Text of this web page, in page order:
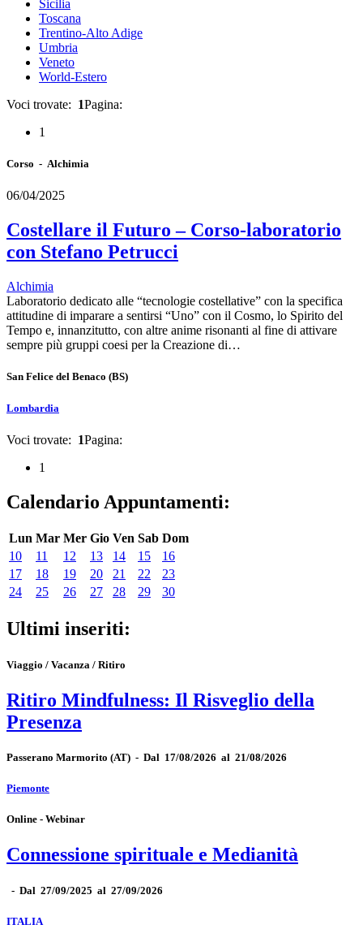
Sicilia
Toscana
Trentino-Alto Adige
Umbria
Veneto
World-Estero
Voci trovate: 1Pagina:
1
Corso - Alchimia
06/04/2025
Costellare il Futuro – Corso-laboratorio
con Stefano Petrucci
Alchimia
Laboratorio dedicato alle “tecnologie costellative” con la specifica
attitudine di imparare a sentirsi “Uno” con il Cosmo, lo Spirito del
Tempo e, innanzitutto, con altre anime risonanti al fine di attivare
sempre più gruppi coesi per la Creazione di…
San Felice del Benaco (BS)
Lombardia
Voci trovate: 1Pagina:
1
Calendario Appuntamenti:
Lun Mar Mer Gio Ven Sab Dom
10
11 12 13 14 15
16
17
18 19 20 21 22
23
24
25 26 27 28 29 30
Ultimi inseriti:
Viaggio / Vacanza / Ritiro
Ritiro Mindfulness: Il Risveglio della
Presenza
Passerano Marmorito (AT) - Dal 17/08/2026 al 21/08/2026
Piemonte
Online - Webinar
Connessione spirituale e Medianità
- Dal 27/09/2025 al 27/09/2026
ITALIA